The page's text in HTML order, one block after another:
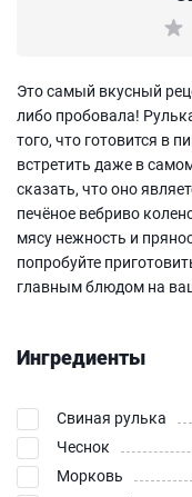
Это самый вкусный
либо пробовала!
того, что готовится в
встретить даже в
сказать, что оно
печёное вебриво
мясу нежность и
попробуйте
главным блюдом на
Ингредиенты
Свиная рулька
Чеснок
Морковь